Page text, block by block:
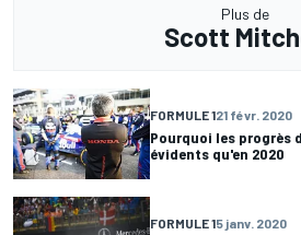
Plus de
Scott
FORMULE 121 févr. 2020
Pourquoi les progrès
évidents qu'en 2020
FORMULE 15 janv. 2020